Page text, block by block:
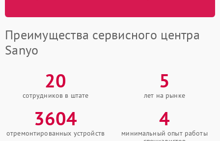
Преимущества сервисного центра
Sanyo
20
сотрудников в штате
5
лет на рынке
3604
отремонтированных устройств
4
минимальный опыт работы